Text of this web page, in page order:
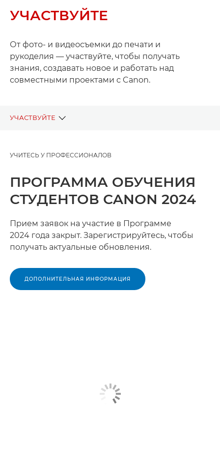
УЧАСТВУЙТЕ
От фото- и видеосъемки до печати и
рукоделия — участвуйте, чтобы получать
знания, создавать новое и работать над
совместными проектами с Canon.
УЧАСТВУЙТЕ
УЧИТЕСЬ У ПРОФЕССИОНАЛОВ
ПРОГРАММА ОБУЧЕНИЯ
СТУДЕНТОВ CANON 2024
Прием заявок на участие в Программе
2024 года закрыт. Зарегистрируйтесь, чтобы
получать актуальные обновления.
ДОПОЛНИТЕЛЬНАЯ ИНФОРМАЦИЯ